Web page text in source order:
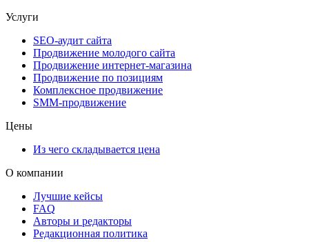
Услуги
SEO-аудит сайта
Продвижение молодого сайта
Продвижение интернет-магазина
Продвижение по позициям
Комплексное продвижение
SMM-продвижение
Цены
Из чего складывается цена
О компании
Лучшие кейсы
FAQ
Авторы и редакторы
Редакционная политика